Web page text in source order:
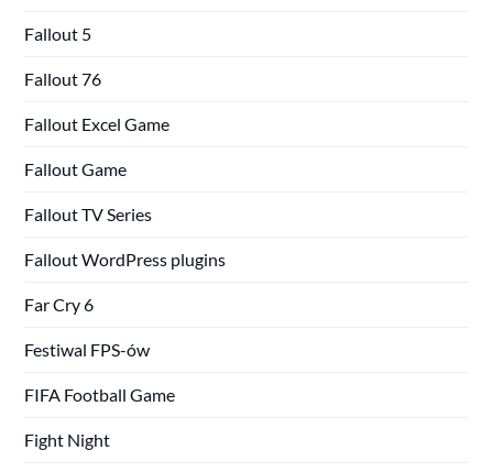
Fallout 5
Fallout 76
Fallout Excel Game
Fallout Game
Fallout TV Series
Fallout WordPress plugins
Far Cry 6
Festiwal FPS-ów
FIFA Football Game
Fight Night